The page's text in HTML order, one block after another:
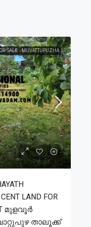
SALE MUVATTUPUZHA
LAND FOR
മുളവൂർ
താലൂക്ക്